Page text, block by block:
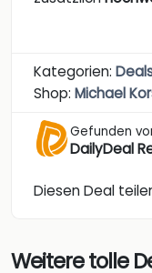
Kategorien:
Shop: Michael
Gefunden
DailyDeal
Diesen Deal
Weitere tolle